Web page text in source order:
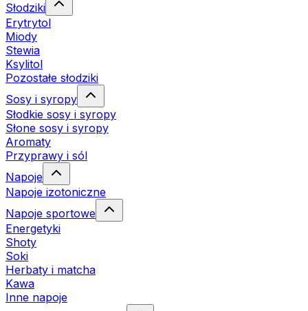
Słodziki
Erytrytol
Miody
Stewia
Ksylitol
Pozostałe słodziki
Sosy i syropy
Słodkie sosy i syropy
Słone sosy i syropy
Aromaty
Przyprawy i sól
Napoje
Napoje izotoniczne
Napoje sportowe
Energetyki
Shoty
Soki
Herbaty i matcha
Kawa
Inne napoje